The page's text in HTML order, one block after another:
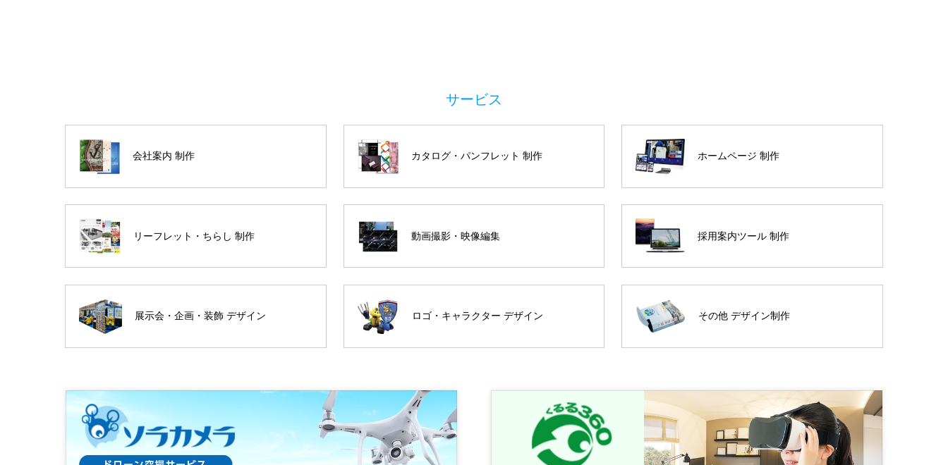
会社案内 制作 カタログ・パンフレット 制作 ホームページ 制作
リーフレット・ちらし 制作 動画撮影・映像編集 採用案内ツール 制作
展示会・企画・装飾 デザイン ロゴ・キャラクター デザイン その他 デザイン制作